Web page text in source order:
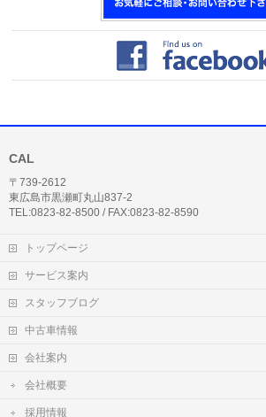
CAL
〒739-2612
東広島市黒瀬町丸山837-2
TEL:0823-82-8500 / FAX:0823-82-8590
トップページ
サービス案内
スタッフブログ
中古車情報
会社案内
会社概要
採用情報